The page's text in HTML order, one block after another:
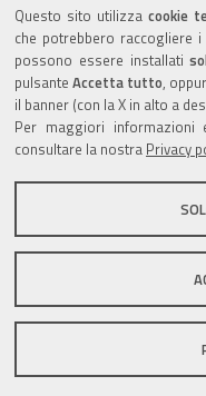
Questo sito utilizza cookie
che potrebbero raccogliere
possono essere installati
pulsanteAccetta tutto,
il banner (con la X in alto a
Per maggiori
consultare la nostra Privacy
Cerca telefoni o indirizzi
URP